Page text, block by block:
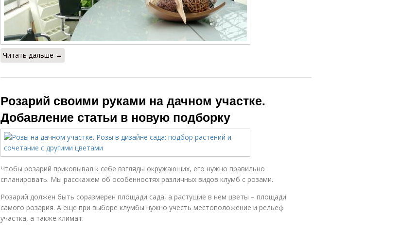
Читать дальше →
Розарий своими руками на дачном участке.
Добавление статьи в новую подборку
Чтобы розарий приковывал к себе взгляды окружающих, его нужно правильно
спланировать. Мы расскажем об особенностях различных видов клумб с розами.
Розарий должен быть соразмерен площади сада, а растущие в нем цветы – площади
самого розария. А еще при выборе клумбы нужно учесть местоположение и рельеф
участка, а также климат.